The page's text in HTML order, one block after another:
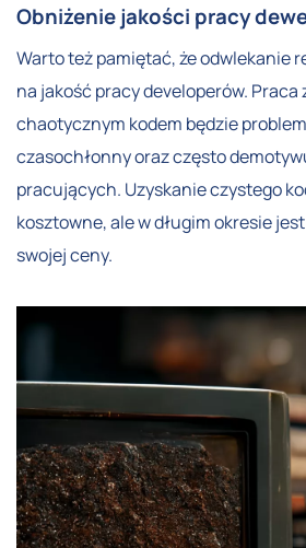
Obniżenie jakości pracy
Warto też pamiętać, że odwlekanie
na jakość pracy developerów. Praca
chaotycznym kodem będzie
czasochłonny oraz często
pracujących. Uzyskanie czystego
kosztowne, ale w długim okresie
swojej ceny.